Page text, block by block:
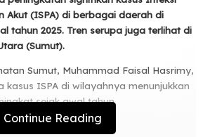
Akut (ISPA) di berbagai daerah di
tahun 2025. Tren serupa juga terlihat di
(Sumut).
Sumut, Muhammad Faisal Hasrimy,
ISPA di wilayahnya menunjukkan
sejak awal tahun.
Continue Reading